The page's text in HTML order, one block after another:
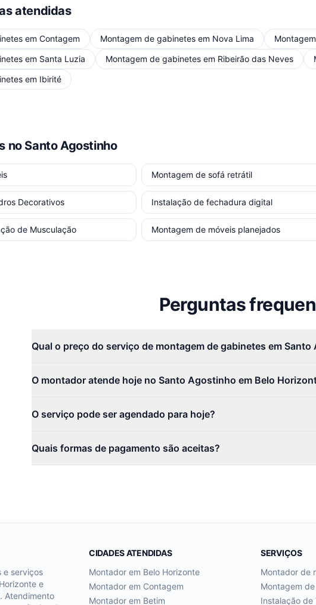
atendidas
em Contagem Montagem de gabinetes em Nova Lima
em Santa Luzia Montagem de gabinetes em Ribeirão das Neves
em Ibirité
no Santo Agostinho
Montagem de sofá retrátil
Decorativos Instalação de fechadura digital
de Musculação Montagem de móveis planejados
Perguntas
Qual o preço do serviço de montagem de gabinetes em
O montador atende hoje no Santo Agostinho em Belo
O serviço pode ser agendado para hoje?
Quais formas de pagamento são aceitas?
e serviços
e
Atendimento
CIDADES ATENDIDAS
Montador em Belo Horizonte
Montador em Contagem
Montador em Betim
SERVIÇOS
Montador de
Montagem
Instalação de